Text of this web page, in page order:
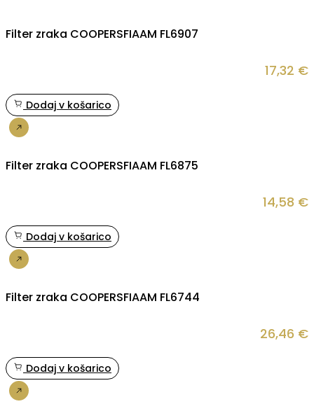
Filter zraka COOPERSFIAAM FL6907
17,32 €
Dodaj v košarico
Filter zraka COOPERSFIAAM FL6875
14,58 €
Dodaj v košarico
Filter zraka COOPERSFIAAM FL6744
26,46 €
Dodaj v košarico